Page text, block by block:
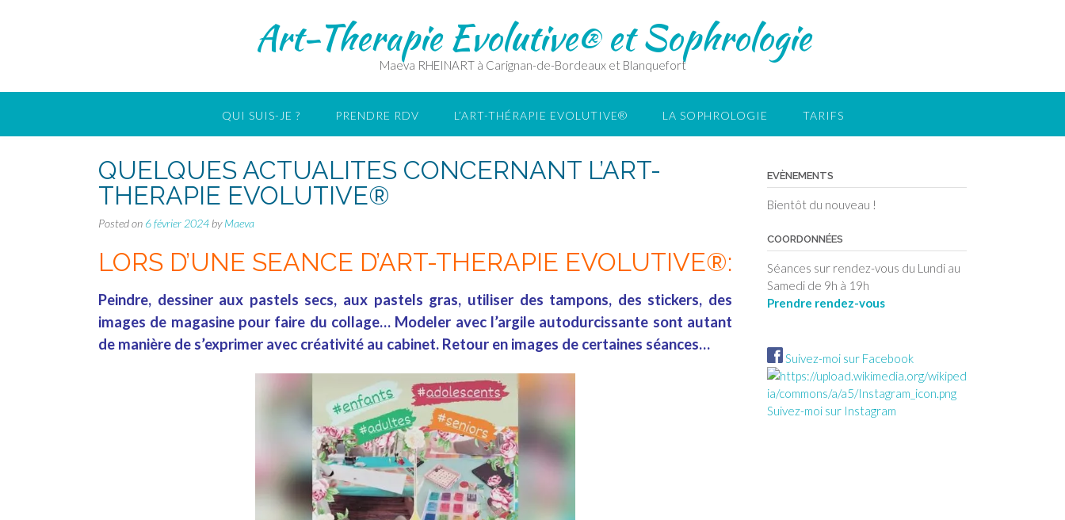
Art-Therapie Evolutive® et Sophrologie
Maeva RHEINART à Carignan-de-Bordeaux et Blanquefort
QUI SUIS-JE ? PRENDRE RDV L’ART-THÉRAPIE EVOLUTIVE® LA SOPHROLOGIE TARIFS
QUELQUES ACTUALITES CONCERNANT L’ART-
THERAPIE EVOLUTIVE®
Posted on 6 février 2024 byMaeva
LORS D’UNE SEANCE D’ART-THERAPIE EVOLUTIVE®:
Peindre, dessiner aux pastels secs, aux pastels gras, utiliser des tampons, des stickers, des
images de magasine pour faire du collage… Modeler avec l’argile autodurcissante sont autant
de manière de s’exprimer avec créativité au cabinet. Retour en images de certaines séances…
EVÈNEMENTS
Bientôt du nouveau !
COORDONNÉES
Séances sur rendez-vous du Lundi au
Samedi de 9h à 19h
Prendre rendez-vous
Suivez-moi sur Facebook
Suivez-moi sur Instagram